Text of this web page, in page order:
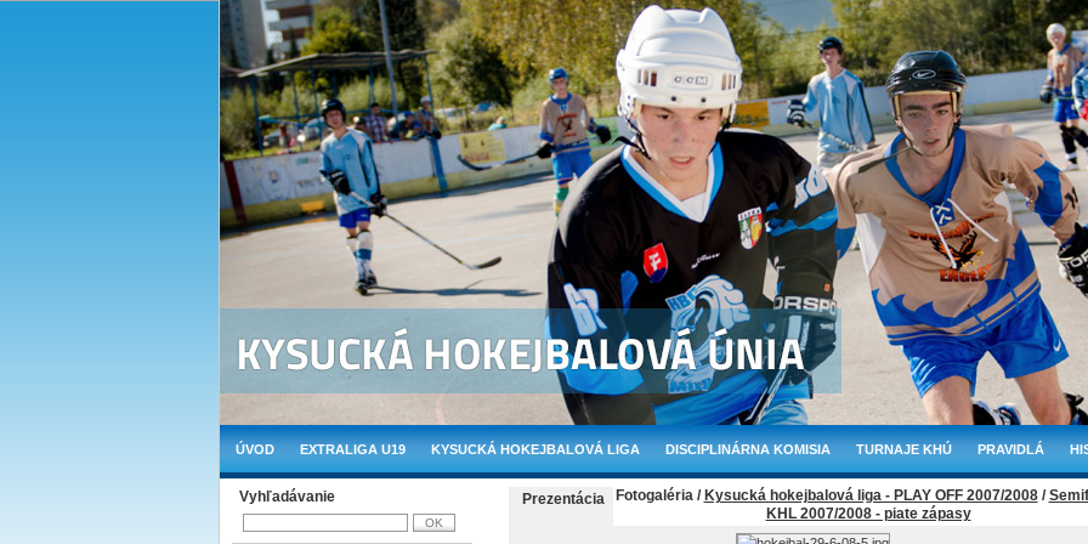
ÚVOD EXTRALIGA U19 KYSUCKÁ HOKEJBALOVÁ LIGA DISCIPLINÁRNA KOMISIA TURNAJE KHÚ PRAVIDLÁ
Vyhľadávanie Prezentácia Fotogaléria / Kysucká hokejbalová liga - PLAY OFF 2007/2008/
KHL 2007/2008 - piate zápasy